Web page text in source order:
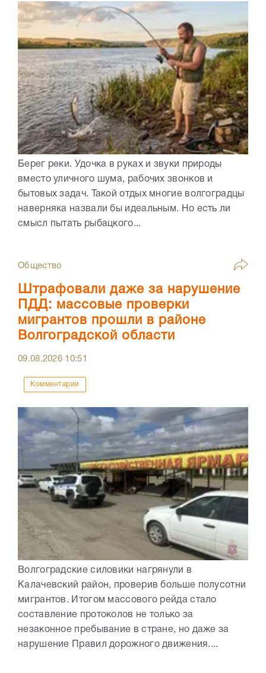
Берег реки. Удочка в руках и звуки природы
вместо уличного шума, рабочих звонков и
бытовых задач. Такой отдых многие волгоградцы
наверняка назвали бы идеальным. Но есть ли
смысл пытать рыбацкого...
Общество
Штрафовали даже за нарушение
ПДД: массовые проверки
мигрантов прошли в районе
Волгоградской области
09.08.2026 10:51
Комментарии
Волгоградские силовики нагрянули в
Калачевский район, проверив больше полусотни
мигрантов. Итогом массового рейда стало
составление протоколов не только за
незаконное пребывание в стране, но даже за
нарушение Правил дорожного движения....